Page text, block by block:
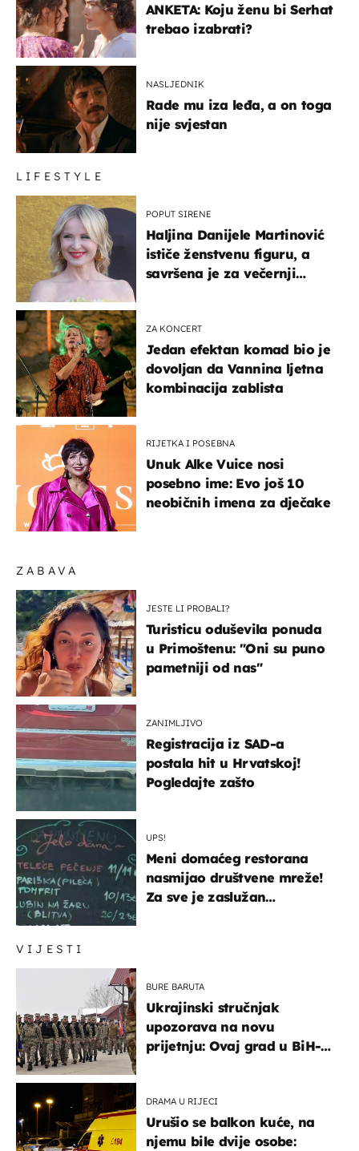
VIJESTI
BURE BARUTA
Ukrajinski stručnjak
upozorava na novu
prijetnju: Ovaj grad u BiH-u
DRAMA U RIJECI
Urušio se balkon kuće, na
njemu bile dvije osobe:
ZABAVA
JESTE LI PROBALI?
Turisticu oduševila ponuda
u Primoštenu: "Oni su puno
pametniji od nas"
ZANIMLJIVO
Registracija iz SAD-a
postala hit u Hrvatskoj!
Pogledajte zašto
UPS!
Meni domaćeg restorana
nasmijao društvene mreže!
Za sve je zaslužan
ANKETA: Koju ženu bi Serhat
trebao izabrati?
NASLJEDNIK
Rade mu iza leđa, a on toga
nije svjestan
LIFESTYLE
POPUT SIRENE
Haljina Danijele Martinović
ističe ženstvenu figuru, a
savršena je za večernji
ZA KONCERT
Jedan efektan komad bio je
dovoljan da Vannina ljetna
kombinacija zablista
RIJETKA I POSEBNA
Unuk Alke Vuice nosi
posebno ime: Evo još 10
neobičnih imena za dječake